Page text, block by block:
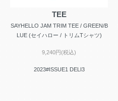
TEE
SAYHELLO JAM TRIM TEE / GREEN/B
LUE (セイハロー / トリムTシャツ)
9,240円(税込)
2023#ISSUE1 DELI3